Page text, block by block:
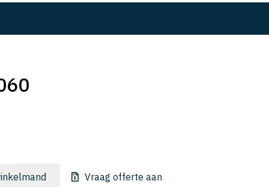
Vraag offerte aan